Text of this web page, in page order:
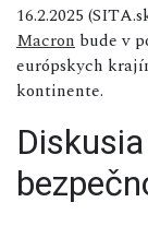
16.2.2025
Macron bude v
európskych
kontinente.